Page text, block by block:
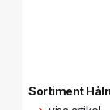
Sortiment